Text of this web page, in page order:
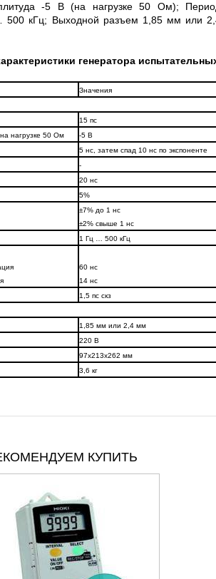
-5 В (на нагрузке 50 Ом);
500 кГц; Выходной разъем 1,85 мм или
генератора
Значения
15 пс
нагрузке 50 Ом
-5 В
5 нс, затем спад 10 нс по экспоненте
-
20 нс
5%
±7% до 1 нс
±2% свыше 1 нс
1 Гц … 500 кГц
60 нс
14 нс
1,5 пс скз
1,85 мм или 2,4 мм
220 В
97х213х262 мм
3,6 кг
КУПИТЬ